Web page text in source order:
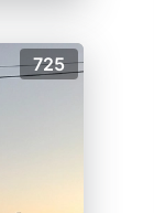
725